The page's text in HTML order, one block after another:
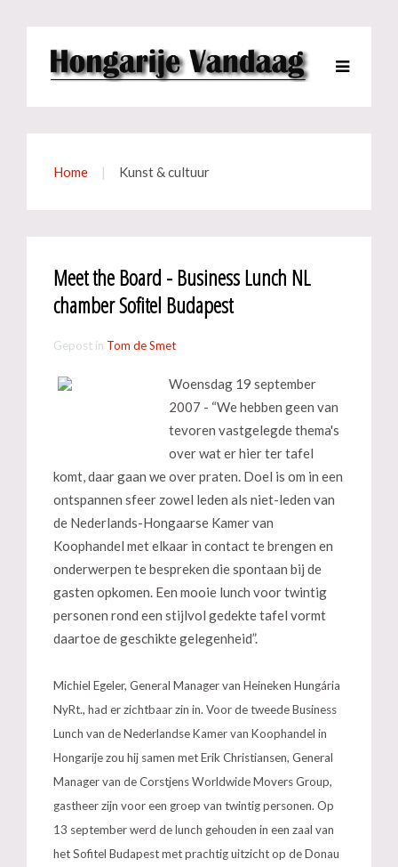
Home Kunst & cultuur
Meet the Board - Business Lunch NL
chamber Sofitel Budapest
Gepost in Tom de Smet
Woensdag 19 september
2007 - “We hebben geen van
tevoren vastgelegde thema's
over wat er hier ter tafel
komt, daar gaan we over praten. Doel is om in een
ontspannen sfeer zowel leden als niet-leden van
de Nederlands-Hongaarse Kamer van
Koophandel met elkaar in contact te brengen en
onderwerpen te bespreken die spontaan bij de
gasten opkomen. Een mooie lunch voor twintig
personen rond een stijlvol gedekte tafel vormt
daartoe de geschikte gelegenheid”.
Michiel Egeler, General Manager van Heineken Hungária
NyRt., had er zichtbaar zin in. Voor de tweede Business
Lunch van de Nederlandse Kamer van Koophandel in
Hongarije zou hij samen met Erik Christiansen, General
Manager van de Corstjens Worldwide Movers Group,
gastheer zijn voor een groep van twintig personen. Op
13 september werd de lunch gehouden in een zaal van
het Sofitel Budapest met prachtig uitzicht op de Donau